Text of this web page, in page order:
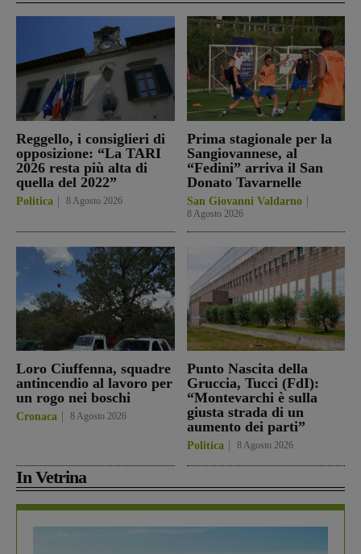
Reggello, i consiglieri di
opposizione: “La TARI
2026 resta più alta di
quella del 2022”
Politica 8 Agosto 2026
Prima stagionale per la
Sangiovannese, al
“Fedini” arriva il San
Donato Tavarnelle
San Giovanni Valdarno
8 Agosto 2026
Loro Ciuffenna, squadre
antincendio al lavoro per
un rogo nei boschi
Cronaca 8 Agosto 2026
Punto Nascita della
Gruccia, Tucci (FdI):
“Montevarchi è sulla
giusta strada di un
aumento dei parti”
Politica 8 Agosto 2026
In Vetrina